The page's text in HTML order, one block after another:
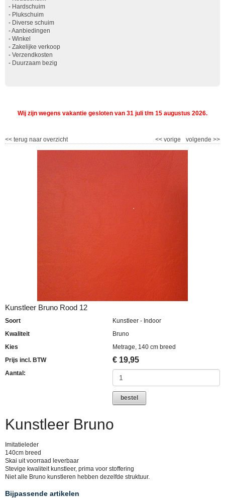
- Hardschuim
- Plukschuim
- Diverse schuim
-Aanbiedingen
- Winkel
- Zakelijke verkoop
- Verzendkosten
- Duurzaam bezig
Wij zijn wegens vakantie gesloten van 31 juli t/m 15 augustus 2026.
<< terug naar overzicht volgende >>
<< vorige
Kunstleer Bruno Rood 12
Soort
Kunstleer - Indoor
Kwaliteit
Bruno
Kies
Metrage, 140 cm breed
Prijs incl. BTW
€ 19,95
Aantal:
bestel
Kunstleer Bruno
Imitatieleder
140cm breed
Skai uit voorraad leverbaar
Stevige kwaliteit kunstleer, prima voor stoffering
Niet alle Bruno kunstleren hebben dezelfde struktuur.
Bijpassende artikelen